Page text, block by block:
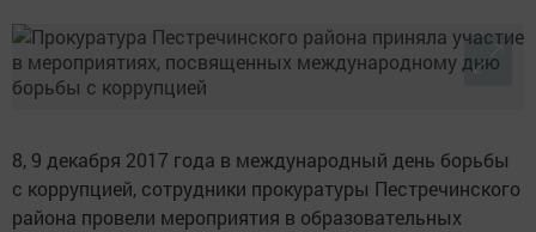
8, 9 декабря 2017 года в международный день борьбы
с коррупцией, сотрудники прокуратуры Пестречинского
района провели мероприятия в образовательных